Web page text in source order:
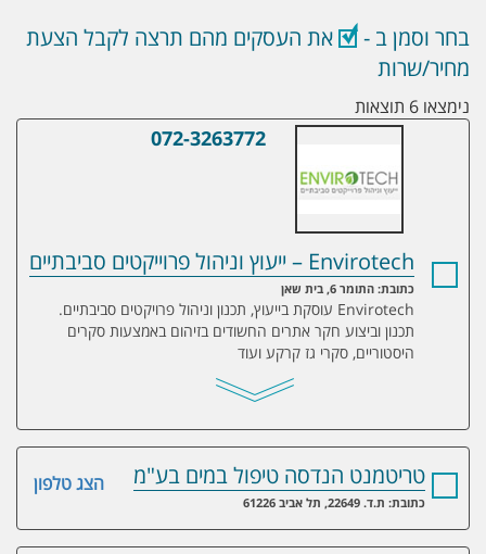
בחר וסמן ב -
את העסקים מהם תרצה לקבל הצעת
מחיר/שרות
נימצאו 6 תוצאות
Envirotech – ייעוץ וניהול פרוייקטים סביבתיים
072-3263772
Envirotech – ייעוץ וניהול פרוייקטים סביבתיים
כתובת: התומר 6, בית שאן
Envirotech עוסקת בייעוץ, תכנון וניהול פרויקטים סביבתיים.
תכנון וביצוע חקר אתרים החשודים בזיהום באמצעות סקרים
היסטוריים, סקרי גז קרקע ועוד
הצג טלפון טריטמנט הנדסה טיפול במים בע"מ
כתובת: ת.ד. 22649, תל אביב 61226